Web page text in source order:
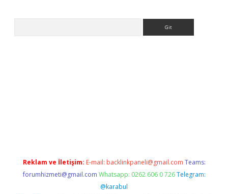
Reklam ve İletişim: E-mail: backlinkpaneli@gmail.com Teams:
forumhizmeti@gmail.com Whatsapp: 0262 606 0 726 Telegram:
@karabul